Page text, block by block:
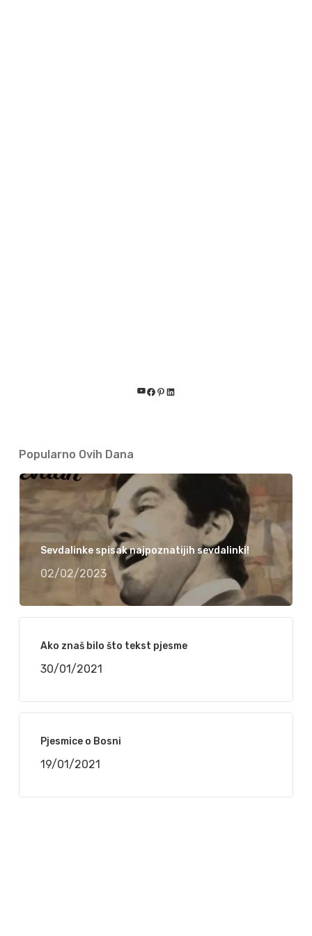
YouTube
Facebook
Pinterest
LinkedIn
Popularno Ovih Dana
Sevdalinke spisak najpoznatijih sevdalinki!
02/02/2023
Ako znaš bilo što tekst pjesme
30/01/2021
Pjesmice o Bosni
19/01/2021